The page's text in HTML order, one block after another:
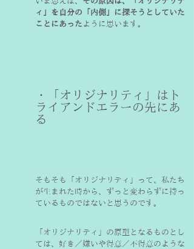
ィ」を自分の「内側」に探そうとしていた
ことにあった ように思います。
・「オリジナリティ」はト
ライアンドエラーの先にあ
る
そもそも「オリジナリティ」って、私たち
が生まれた時から、ずっと変わらずに持っ
ているものではないと思うのです。
「オリジナリティ」の原型となるものとし
ては、好き／嫌いや得意／不得意のような